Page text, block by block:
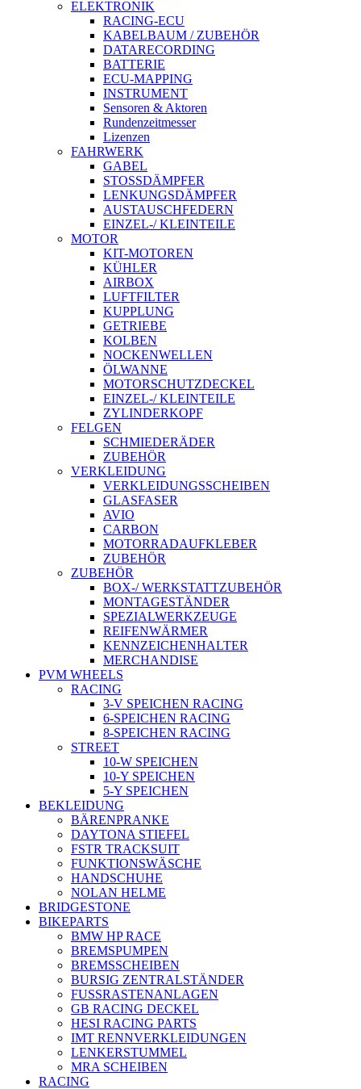
ELEKTRONIK
RACING-ECU
KABELBAUM / ZUBEHÖR
DATARECORDING
BATTERIE
ECU-MAPPING
INSTRUMENT
Sensoren & Aktoren
Rundenzeitmesser
Lizenzen
FAHRWERK
GABEL
STOSSDÄMPFER
LENKUNGSDÄMPFER
AUSTAUSCHFEDERN
EINZEL-/ KLEINTEILE
MOTOR
KIT-MOTOREN
KÜHLER
AIRBOX
LUFTFILTER
KUPPLUNG
GETRIEBE
KOLBEN
NOCKENWELLEN
ÖLWANNE
MOTORSCHUTZDECKEL
EINZEL-/ KLEINTEILE
ZYLINDERKOPF
FELGEN
SCHMIEDERÄDER
ZUBEHÖR
VERKLEIDUNG
VERKLEIDUNGSSCHEIBEN
GLASFASER
AVIO
CARBON
MOTORRADAUFKLEBER
ZUBEHÖR
ZUBEHÖR
BOX-/ WERKSTATTZUBEHÖR
MONTAGESTÄNDER
SPEZIALWERKZEUGE
REIFENWÄRMER
KENNZEICHENHALTER
MERCHANDISE
PVM WHEELS
RACING
3-V SPEICHEN RACING
6-SPEICHEN RACING
8-SPEICHEN RACING
STREET
10-W SPEICHEN
10-Y SPEICHEN
5-Y SPEICHEN
BEKLEIDUNG
BÄRENPRANKE
DAYTONA STIEFEL
FSTR TRACKSUIT
FUNKTIONSWÄSCHE
HANDSCHUHE
NOLAN HELME
BRIDGESTONE
BIKEPARTS
BMW HP RACE
BREMSPUMPEN
BREMSSCHEIBEN
BURSIG ZENTRALSTÄNDER
FUSSRASTENANLAGEN
GB RACING DECKEL
HESI RACING PARTS
IMT RENNVERKLEIDUNGEN
LENKERSTUMMEL
MRA SCHEIBEN
RACING